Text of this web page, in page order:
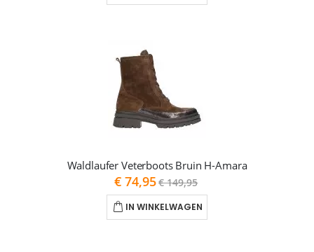
Waldlaufer Veterboots Bruin H-Amara
As
low
as
€ 74,95€ 149,95
IN WINKELWAGEN